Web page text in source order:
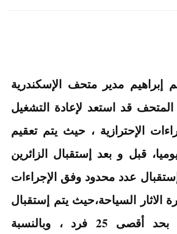
إبراهيم مدير متحف الإسكندرية
قد استعد لإعادة التشغيل
الإحترازية ، حيث يتم تعقيم
قبل و بعد إستقبال الزائرين
عدد محدود وفق الإجراءات
الاثار السياحة،حيث يتم إستقبال
الفوج السياحى بحد أقصى 25 فرد ، وبالنسبة